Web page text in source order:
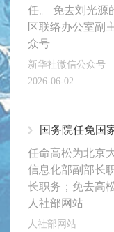
任。 免去刘光源
区联络办公室副
众号
新华社微信公众号
2026-06-02
国务院任免国
任命高松为北京
信息化部副部长
长职务；免去高
人社部网站
人社部网站